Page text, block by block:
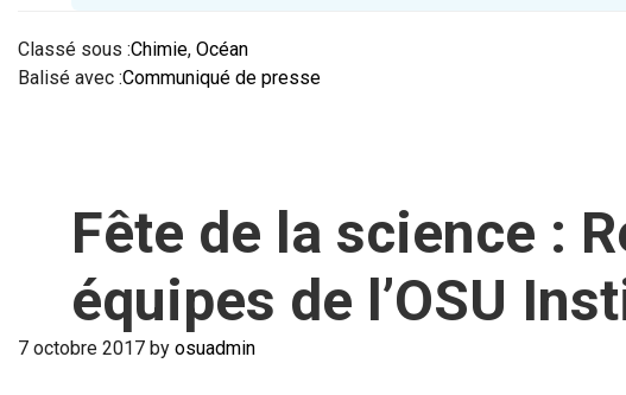
Classé sous :Chimie, Océan
Balisé avec :Communiqué de presse
Fête de la science :
équipes de l’OSU
7 octobre 2017 by osuadmin